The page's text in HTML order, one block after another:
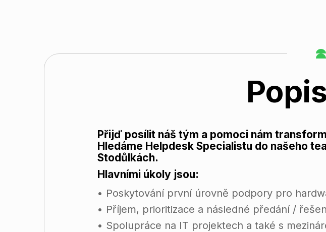
Přijď posílit náš tým a pomoci nám
Hledáme Helpdesk Specialistu do našeho
Stodůlkách.
Hlavními úkoly jsou:
• Poskytování první úrovně podpory pro
• Příjem, prioritizace a následné předání /
• Spolupráce na IT projektech a také s